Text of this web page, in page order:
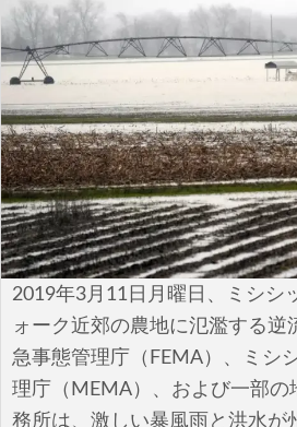
米国内
国際
安全保障
ビジネス・経済
カルチャー
ポリシー
税制・予算
2019年3月11日月曜日、ミシシ
ォーク近郊の農地に氾濫する逆
急事態管理庁（FEMA）、ミシ
理庁（MEMA）、および一部の
務所は、激しい暴風雨と洪水が